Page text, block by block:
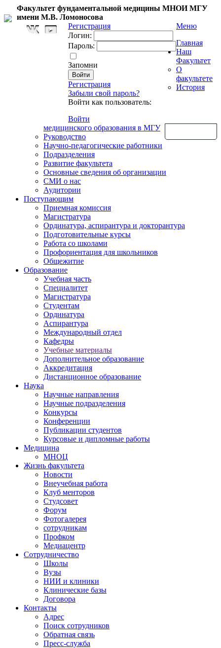
Факультет фундаментальной медицины МНОИ МГУ
имени М.В. Ломоносова
Регистрация
Логин:
Пароль:
Запомни
Регистрация
Забыли свой пароль?
Войти как пользователь:
Войти
Меню
Главная
Наш
Факультет
О
факультете
История
медицинского образования в МГУ
Руководство
Научно-педагогические работники
Подразделения
Развитие факультета
Основные сведения об организации
СМИ о нас
Аудитории
Поступающим
Приемная комиссия
Магистратура
Ординатура, аспирантура и докторантура
Подготовительные курсы
Работа со школами
Профориентация для школьников
Общежитие
Образование
Учебная часть
Специалитет
Магистратура
Студентам
Ординатура
Аспирантура
Международный отдел
Кафедры
Учебные материалы
Дополнительное образование
Аккредитация
Дистанционное образование
Наука
Научные направления
Научные подразделения
Конкурсы
Конференции
Публикации студентов
Курсовые и дипломные работы
Медицина
МНОЦ
Жизнь факультета
Новости
Внеучебная работа
Клуб менторов
Студсовет
Форум
Фотогалерея
сотрудникам
Профком
Медиацентр
Сотрудничество
Школы
Вузы
НИИ и клиники
Клинические базы
Договора
Контакты
Адрес
Поиск сотрудников
Обратная связь
Пресс-служба